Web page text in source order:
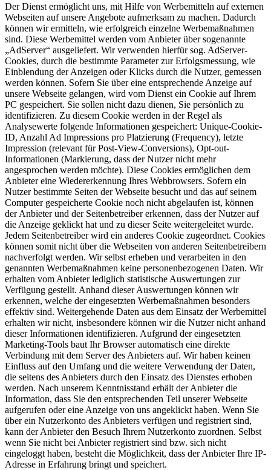
Der Dienst ermöglicht uns, mit Hilfe von Werbemitteln auf externen
Webseiten auf unsere Angebote aufmerksam zu machen. Dadurch
können wir ermitteln, wie erfolgreich einzelne Werbemaßnahmen
sind. Diese Werbemittel werden vom Anbieter über sogenannte
„AdServer“ ausgeliefert. Wir verwenden hierfür sog. AdServer-
Cookies, durch die bestimmte Parameter zur Erfolgsmessung, wie
Einblendung der Anzeigen oder Klicks durch die Nutzer, gemessen
werden können. Sofern Sie über eine entsprechende Anzeige auf
unsere Webseite gelangen, wird vom Dienst ein Cookie auf Ihrem
PC gespeichert. Sie sollen nicht dazu dienen, Sie persönlich zu
identifizieren. Zu diesem Cookie werden in der Regel als
Analysewerte folgende Informationen gespeichert: Unique-Cookie-
ID, Anzahl Ad Impressions pro Platzierung (Frequency), letzte
Impression (relevant für Post-View-Conversions), Opt-out-
Informationen (Markierung, dass der Nutzer nicht mehr
angesprochen werden möchte). Diese Cookies ermöglichen dem
Anbieter eine Wiedererkennung Ihres Webbrowsers. Sofern ein
Nutzer bestimmte Seiten der Webseite besucht und das auf seinem
Computer gespeicherte Cookie noch nicht abgelaufen ist, können
der Anbieter und der Seitenbetreiber erkennen, dass der Nutzer auf
die Anzeige geklickt hat und zu dieser Seite weitergeleitet wurde.
Jedem Seitenbetreiber wird ein anderes Cookie zugeordnet. Cookies
können somit nicht über die Webseiten von anderen Seitenbetreibern
nachverfolgt werden. Wir selbst erheben und verarbeiten in den
genannten Werbemaßnahmen keine personenbezogenen Daten. Wir
erhalten vom Anbieter lediglich statistische Auswertungen zur
Verfügung gestellt. Anhand dieser Auswertungen können wir
erkennen, welche der eingesetzten Werbemaßnahmen besonders
effektiv sind. Weitergehende Daten aus dem Einsatz der Werbemittel
erhalten wir nicht, insbesondere können wir die Nutzer nicht anhand
dieser Informationen identifizieren. Aufgrund der eingesetzten
Marketing-Tools baut Ihr Browser automatisch eine direkte
Verbindung mit dem Server des Anbieters auf. Wir haben keinen
Einfluss auf den Umfang und die weitere Verwendung der Daten,
die seitens des Anbieters durch den Einsatz des Dienstes erhoben
werden. Nach unserem Kenntnisstand erhält der Anbieter die
Information, dass Sie den entsprechenden Teil unserer Webseite
aufgerufen oder eine Anzeige von uns angeklickt haben. Wenn Sie
über ein Nutzerkonto des Anbieters verfügen und registriert sind,
kann der Anbieter den Besuch Ihrem Nutzerkonto zuordnen. Selbst
wenn Sie nicht bei Anbieter registriert sind bzw. sich nicht
eingeloggt haben, besteht die Möglichkeit, dass der Anbieter Ihre IP-
Adresse in Erfahrung bringt und speichert.